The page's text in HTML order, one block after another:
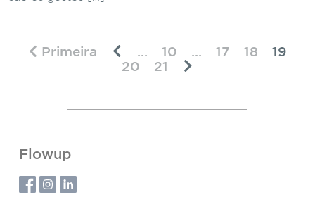
Primeira ... 10 ... 17 18
19
20
21
Flowup